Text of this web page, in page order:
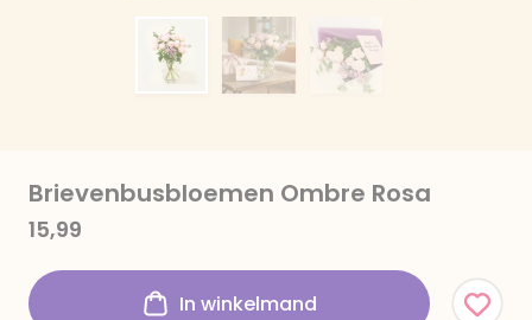
Brievenbusbloemen Ombre Rosa
15,99
In winkelmand